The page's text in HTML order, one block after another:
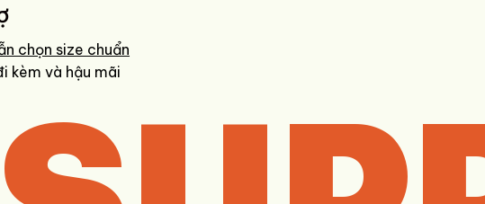
chọn size chuẩn
kèm và hậu mãi